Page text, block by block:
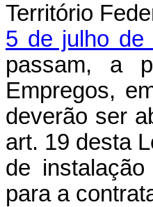
Território
5 de julho de
passam, a
Empregos,
deverão ser
art. 19 desta
de
para a